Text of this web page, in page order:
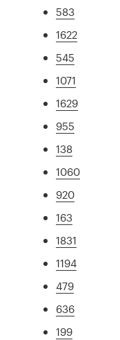
583
1622
545
1071
1629
955
138
1060
920
163
1831
1194
479
636
199